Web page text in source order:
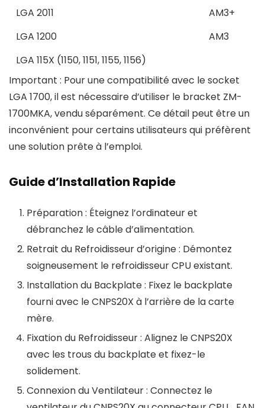
LGA 2011
AM3+
LGA 1200
AM3
LGA 115X (1150, 1151, 1155, 1156)
Important : Pour une compatibilité avec le socket
LGA 1700, il est nécessaire d’utiliser le bracket ZM-
1700MKA, vendu séparément. Ce détail peut être un
inconvénient pour certains utilisateurs qui préfèrent
une solution prête à l’emploi.
Guide d’Installation Rapide
Préparation : Éteignez l’ordinateur et
débranchez le câble d’alimentation.
Retrait du Refroidisseur d’origine : Démontez
soigneusement le refroidisseur CPU existant.
Installation du Backplate : Fixez le backplate
fourni avec le CNPS20X à l’arrière de la carte
mère.
Fixation du Refroidisseur : Alignez le CNPS20X
avec les trous du backplate et fixez-le
solidement.
Connexion du Ventilateur : Connectez le